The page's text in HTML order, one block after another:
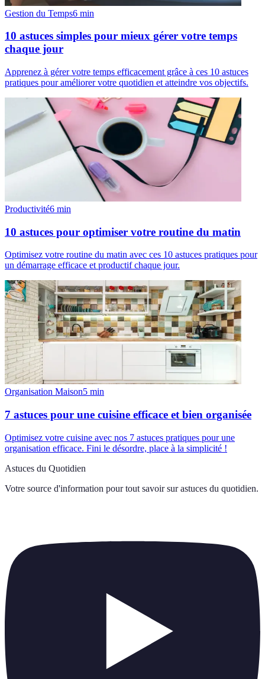
Gestion du Temps6 min
10 astuces simples pour mieux gérer votre temps
chaque jour
Apprenez à gérer votre temps efficacement grâce à ces 10 astuces
pratiques pour améliorer votre quotidien et atteindre vos objectifs.
Productivité6 min
10 astuces pour optimiser votre routine du matin
Optimisez votre routine du matin avec ces 10 astuces pratiques pour
un démarrage efficace et productif chaque jour.
Organisation Maison5 min
7 astuces pour une cuisine efficace et bien organisée
Optimisez votre cuisine avec nos 7 astuces pratiques pour une
organisation efficace. Fini le désordre, place à la simplicité !
Astuces du Quotidien
Votre source d'information pour tout savoir sur astuces du quotidien.